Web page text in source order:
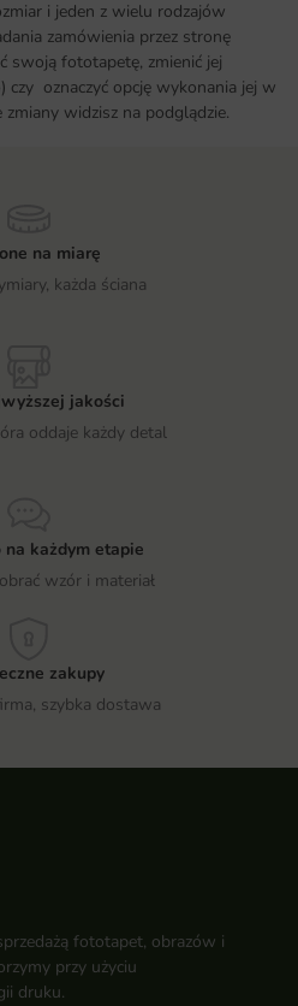
i jeden z wielu rodzajów
zamówienia przez stronę
swoją fototapetę, zmienić jej
czy oznaczyć opcję wykonania jej w
widzisz na podglądzie.
na miarę
każda ściana
jakości
oddaje każdy detal
każdym etapie
wzór i materiał
zakupy
szybka dostawa
fototapet, obrazów i
przy użyciu
druku.